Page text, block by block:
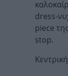
dress-
piece
stop.